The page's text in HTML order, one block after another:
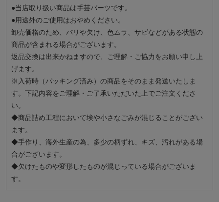
●当店取り扱い商品は手芸パーツです。
●用途外のご使用はおやめください。
卸売価格のため、バリや欠け、色ムラ、サビなどがある状態の
商品が含まれる場合がございます。
返品交換は出来かねますので、ご理解・ご協力をお願い申し上
げます。
※入荷時（パッキング済み）の商品をそのまま発送いたしま
す。下記内容をご理解・ご了承いただいた上でご注文くださ
い。
◆商品詰め工程において埃や小さなごみが混じることがござい
ます。
◆手作り、海外生産の為、多少の柄ずれ、キズ、汚れがある場
合がございます。
◆欠けたものや変形したものが混じっている場合がございま
す。